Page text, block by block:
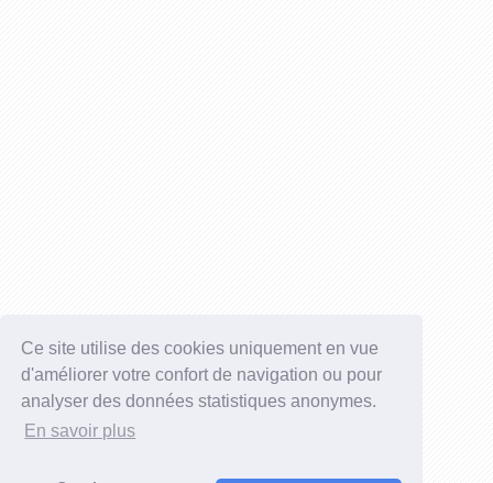
Ce site utilise des cookies uniquement en vue
d'améliorer votre confort de navigation ou pour
analyser des données statistiques anonymes.
En savoir plus